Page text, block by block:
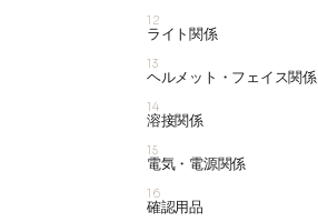
12
ライト関係
13
ヘルメット・フェイス関係
14
溶接関係
15
電気・電源関係
16
確認用品